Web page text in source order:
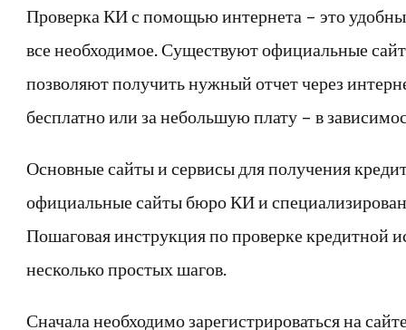
Проверка КИ с помощью интернета – это
все необходимое. Существуют официальные
позволяют получить нужный отчет через
бесплатно или за небольшую плату – в
Основные сайты и сервисы для получения
официальные сайты бюро КИ и
Пошаговая инструкция по проверке кредитной
несколько простых шагов.
Сначала необходимо зарегистрироваться на